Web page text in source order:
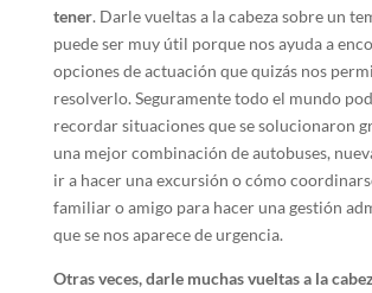
tener. Darle vueltas a la cabeza sobre un
puede ser muy útil porque nos ayuda a
opciones de actuación que quizás nos
resolverlo. Seguramente todo el mundo
recordar situaciones que se solucionaron
una mejor combinación de autobuses,
ir a hacer una excursión o cómo
familiar o amigo para hacer una gestión
que se nos aparece de urgencia.
Otras veces, darle muchas vueltas a la